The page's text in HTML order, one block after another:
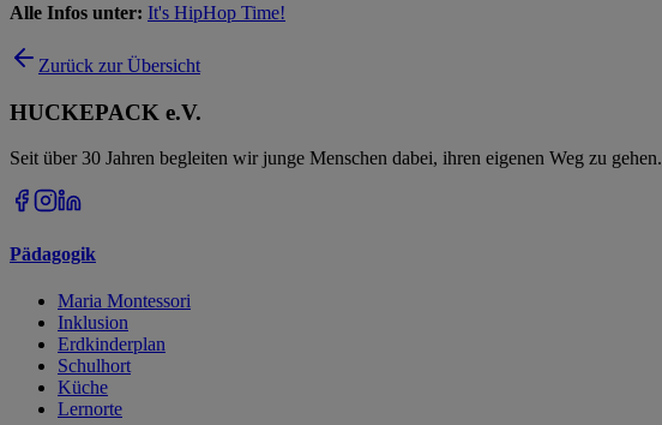
Alle Infos unter: It's HipHop Time!
Zurück zur Übersicht
HUCKEPACK e.V.
Seit über 30 Jahren begleiten wir junge Menschen dabei, ihren eigenen Weg zu gehen.
Pädagogik
Maria Montessori
Inklusion
Erdkinderplan
Schulhort
Küche
Lernorte